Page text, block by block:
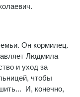
Он кормилец.
Людмила
и уход за
чтобы
И, конечно,